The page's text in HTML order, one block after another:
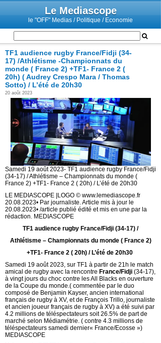
Le Mediascope
le "OFF" Medias / Politique / Economie
TF1 audience rugby France/Fidji (34-
17) /Athlétisme -Championnats du
monde ( France 2) +TF1- France 2 (
20h) ( Audrey Crespo Mara / Thomas
Sotto) / L’été de 20h30
20 août 2023
Samedi 19 août 2023- TF1 audience rugby France/Fidji
(34-17) / Athlétisme – Championnats du monde (
France 2) +TF1- France 2 ( 20h) / L’été de 20h30
LE MEDIASCOPE |LOGO © www.lemediascope.fr
20.08.2023• Par journaliste. Article mis à jour le
20.08.2023• /article publié édité et mis en une par la
rédaction. MEDIASCOPE
TF1 audience rugby France/Fidji (34-17) /
Athlétisme – Championnats du monde ( France 2)
+TF1- France 2 ( 20h) / L’été de 20h30
Samedi 19 août 2023, sur TF1 à partir de 21h le match
amical de rugby avec la rencontre France/Fidji (34-17),
à vingt jours du choc contre les All Blacks en ouverture
de la Coupe du monde.( commentée par le duo
composé de Benjamin Kayser, ancien international
français de rugby à XV, et de François Trillo, journaliste
et ancien joueur français de rugby à XV) a été suivi par
4.2 millions de téléspectateurs soit 26.5% de part de
marché selon Médiamétrie. ( contre 4.3 millions de
téléspectateurs samedi dernier« France/Ecosse »)
MEDIASCOPE